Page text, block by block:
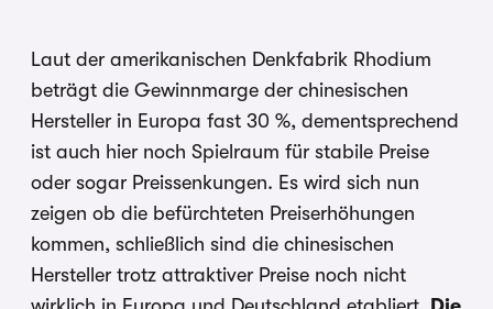
Laut der amerikanischen Denkfabrik Rhodium
beträgt die Gewinnmarge der chinesischen
Hersteller in Europa fast 30 %, dementsprechend
ist auch hier noch Spielraum für stabile Preise
oder sogar Preissenkungen. Es wird sich nun
zeigen ob die befürchteten Preiserhöhungen
kommen, schließlich sind die chinesischen
Hersteller trotz attraktiver Preise noch nicht